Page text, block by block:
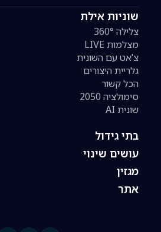
שוניות אילת
צלילה 360°
מצלמות LIVE
צ'אט עם השונית
גלריית היצורים
הכל קשור
סימולציה 2050
שונית AI
בתי גידול
עושים שינוי
מגזין
אתר